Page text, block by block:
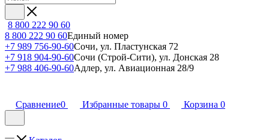
8 800 222 90 60
8 800 222 90 60Единый номер
+7 989 756-90-60Сочи, ул. Пластунская 72
+7 918 904-90-60Сочи (Строй-Сити), ул. Донская 28
+7 988 406-90-60Адлер, ул. Авиационная 28/9
Сравнение0 Избранные товары 0 Корзина 0